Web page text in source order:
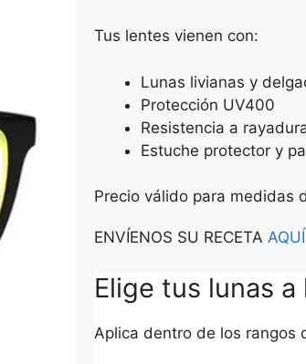
Tus lentes vienen con:
Lunas livianas y
Protección UV400
Resistencia a
Estuche protector y
Precio válido para medidas
ENVÍENOS SU RECETA AQUÍ
Elige tus lunas
Aplica dentro de los